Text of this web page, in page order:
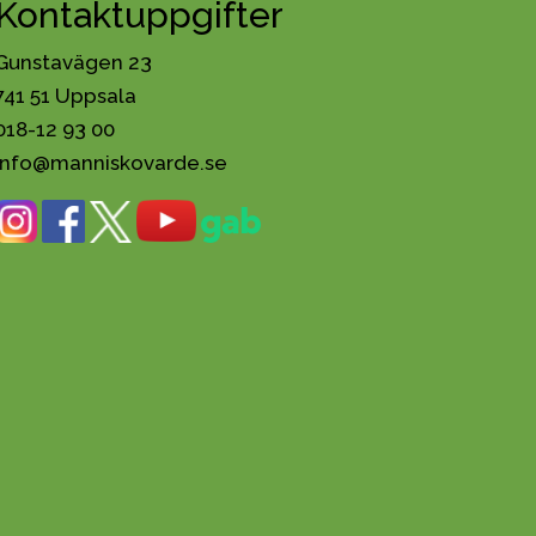
23
51 Uppsala
12 93 00